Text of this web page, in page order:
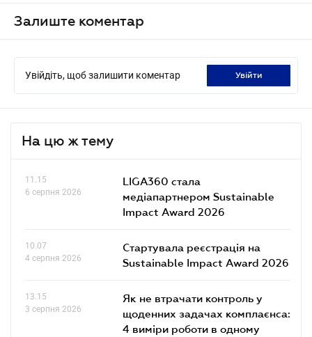
Залиште коментар
Увійдіть, щоб залишити коментар увійти
На цю ж тему
11.15
6 серпня 2026
LIGA360 стала
медіапартнером Sustainable
Impact Award 2026
10.07
4 серпня 2026
Стартувала реєстрація на
Sustainable Impact Award 2026
13.15
3 серпня 2026
Як не втрачати контроль у
щоденних задачах комплаєнса:
4 виміри роботи в одному